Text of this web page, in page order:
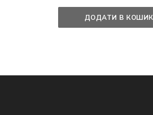
ДОДАТИ В КОШИК